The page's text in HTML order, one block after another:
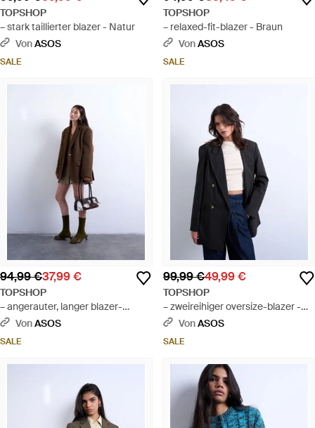
TOPSHOP
– stark taillierter blazer - Natur
VonASOS
SALE
TOPSHOP
– relaxed-fit-blazer - Braun
VonASOS
SALE
94,99 €37,99 €
TOPSHOP
– angerauter, langer blazer-
mantel - Braun
VonASOS
SALE
99,99 €49,99 €
TOPSHOP
– zweireihiger oversize-blazer -
BlauVonASOS
SALE